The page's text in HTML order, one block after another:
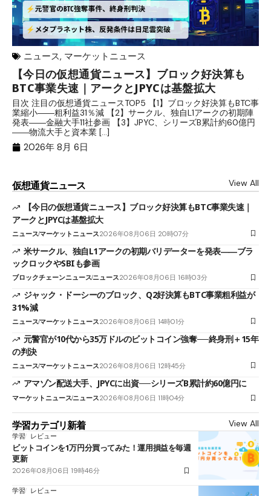
ニュース, マーケットニュース
【今日の仮想通貨ニュース】ブロック好決算も
BTC事業失速｜アークとJPYCは基盤拡大
目次 注目の仮想通貨ニュースTOP5 【1】ブロック好決算もBTC事
業縮小――粗利益31％減 【2】サークル、独自L1アークの初期陣
発表――金融大手11社参画 【3】JPYC、シリーズB累計約60億円
――物流大手と資本業 […]
2026年 8月 6日
仮想通貨ニュース View All
【今日の仮想通貨ニュース】ブロック好決算もBTC事業失速｜
アークとJPYCは基盤拡大
ニュースマーケットニュース2026年08月06日 20時07分
米サークル、独自L1アークの初期バリデーターを発表――ブラ
ックロックやSBIも参画
ブロックチェーンニュースニュース2026年08月06日 16時03分
ジャック・ドーシーのブロック、Q2好決算もBTC事業粗利益が
31%減
ニュースマーケットニュース2026年08月06日 14時01分
元警官が10代から35万ドルのビットコイン強奪──終身刑＋15年
の判決
ニュースマーケットニュース2026年08月06日 12時45分
アマゾン配送大手、JPYCに出資──シリーズB累計約60億円に
マーケットニュースニュース2026年08月06日 11時04分
学習カテゴリ新着 View All
学習 レビュー
ビットコインを1万円分買ってみた！運用損益を毎週
更新
2026年08月06日 19時46分
学習 レビュー